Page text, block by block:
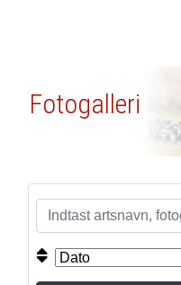
Fotogalleri